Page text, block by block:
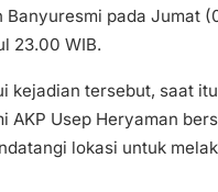
Banyuresmi pada Jumat
23.00 WIB.
kejadian tersebut, saat
AKP Usep Heryaman
lokasi untuk